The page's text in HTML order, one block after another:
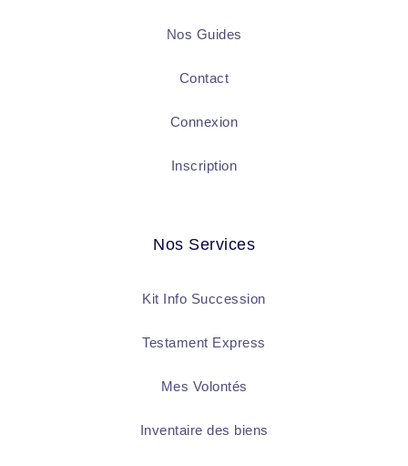
Nos Guides
Contact
Connexion
Inscription
Nos Services
Kit Info Succession
Testament Express
Mes Volontés
Inventaire des biens